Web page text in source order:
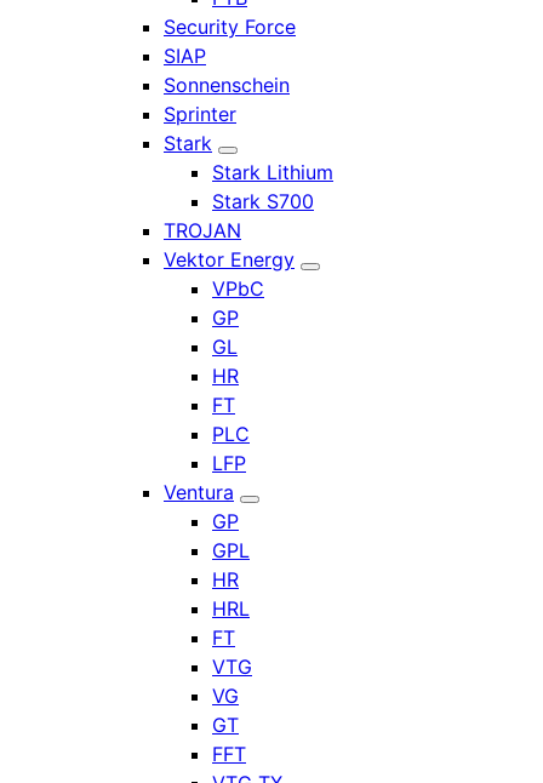
Security Force
SIAP
Sonnenschein
Sprinter
Stark
Stark Lithium
Stark S700
TROJAN
Vektor Energy
VPbC
GP
GL
HR
FT
PLC
LFP
Ventura
GP
GPL
HR
HRL
FT
VTG
VG
GT
FFT